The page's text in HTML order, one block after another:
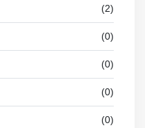
(2)
(0)
(0)
(0)
(0)